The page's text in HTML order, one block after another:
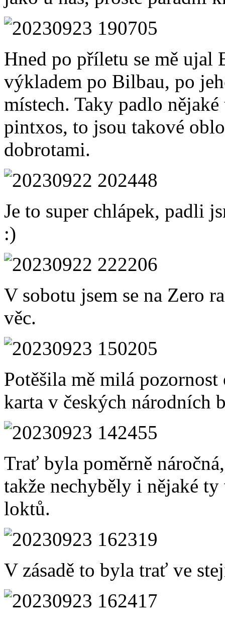
Hned po příletu se mě ujal
výkladem po Bilbau, po
místech. Taky padlo
pintxos, to jsou takové
dobrotami.
Je to super chlápek, padli
:)
V sobotu jsem se na Zero
věc.
Potěšila mě milá
karta v českých národních
Trať byla poměrně
takže nechyběly i nějaké
loktů.
V zásadě to byla trať ve